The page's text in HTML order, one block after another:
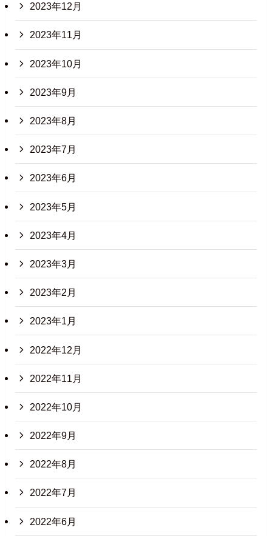
2023年12月
2023年11月
2023年10月
2023年9月
2023年8月
2023年7月
2023年6月
2023年5月
2023年4月
2023年3月
2023年2月
2023年1月
2022年12月
2022年11月
2022年10月
2022年9月
2022年8月
2022年7月
2022年6月